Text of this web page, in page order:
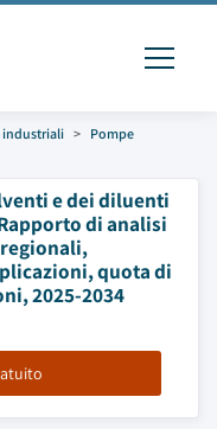
industriali
Pompe
e dei diluenti
di analisi
quota di
2025-2034